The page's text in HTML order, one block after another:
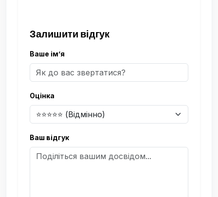
Залишити відгук
Ваше ім’я
Оцінка
Ваш відгук